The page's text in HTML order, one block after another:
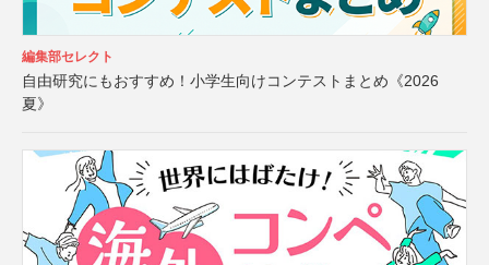
編集部セレクト
自由研究にもおすすめ！小学生向けコンテストまとめ《2026
夏》